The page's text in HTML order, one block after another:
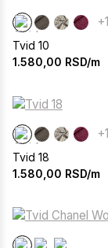
Tvid 10
1.580,00 RSD/m
Tvid 18
1.580,00 RSD/m